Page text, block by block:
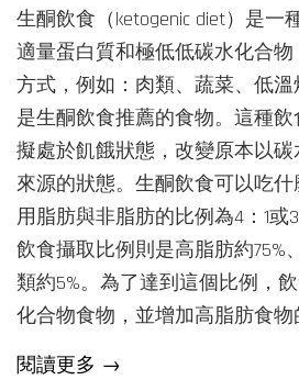
生酮飲食（ketogenic diet）是一
適量蛋白質和極低低碳水化合
方式，例如：肉類、蔬菜、低
是生酮飲食推薦的食物。這種
擬處於飢餓狀態，改變原本以
來源的狀態。生酮飲食可以吃
用脂肪與非脂肪的比例為4：1或
飲食攝取比例則是高脂肪約75%
類約5%。為了達到這個比例，
化合物食物，並增加高脂肪食物
閱讀更多 →